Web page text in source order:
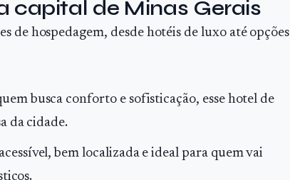
capital de Minas Gerais
de hospedagem, desde hotéis de luxo até opções
busca conforto e sofisticação, esse hotel de
da cidade.
bem localizada e ideal para quem vai